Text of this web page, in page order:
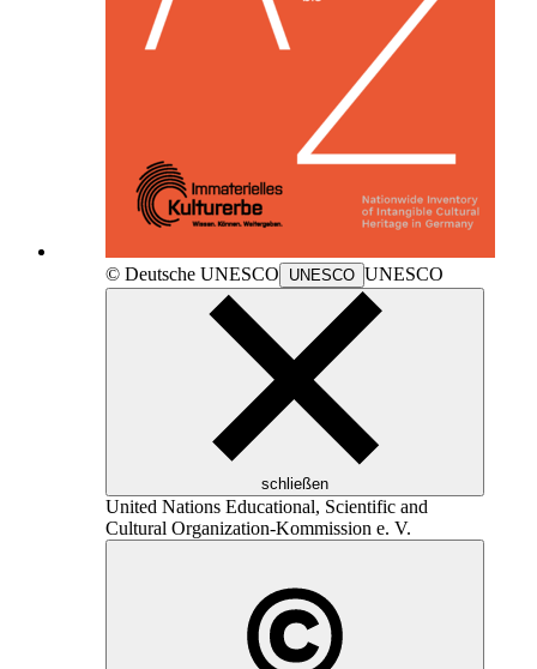
© Deutsche UNESCO UNESCO UNESCO
schließen
United Nations Educational, Scientific and
Cultural Organization-Kommission e. V.